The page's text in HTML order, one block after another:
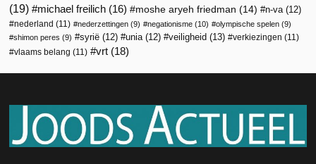
(19)
michael freilich (16) moshe aryeh friedman (14) n-va (12)
nederland (11) nederzettingen (9) negationisme (10) olympische spelen (9)
shimon peres (9) syrië (12) unia (12) veiligheid (13) verkiezingen (11)
vlaams belang (11) vrt (18)